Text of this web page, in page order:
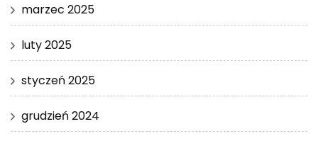
marzec 2025
luty 2025
styczeń 2025
grudzień 2024